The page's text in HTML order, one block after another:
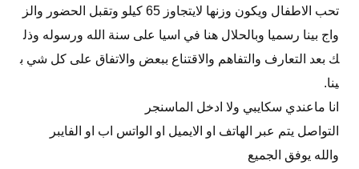
تحب الاطفال ويكون وزنها لايتجاوز 65 كيلو وتقبل الحضور والز
واج بينا رسميا وبالحلال هنا في اسيا على سنة الله ورسوله وذل
ك بعد التعارف والتفاهم والاقتناع ببعض والاتفاق على كل شي ب
ينا.
انا ماعندي سكايبي ولا ادخل الماسنجر
التواصل يتم عبر الهاتف او الايميل او الواتس اب او الفايبر
والله يوفق الجميع